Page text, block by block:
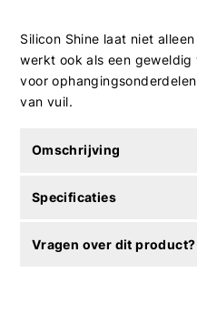
Silicon Shine laat niet
werkt ook als een
voor
van vuil.
Omschrijving
Specificaties
Vragen over dit product?